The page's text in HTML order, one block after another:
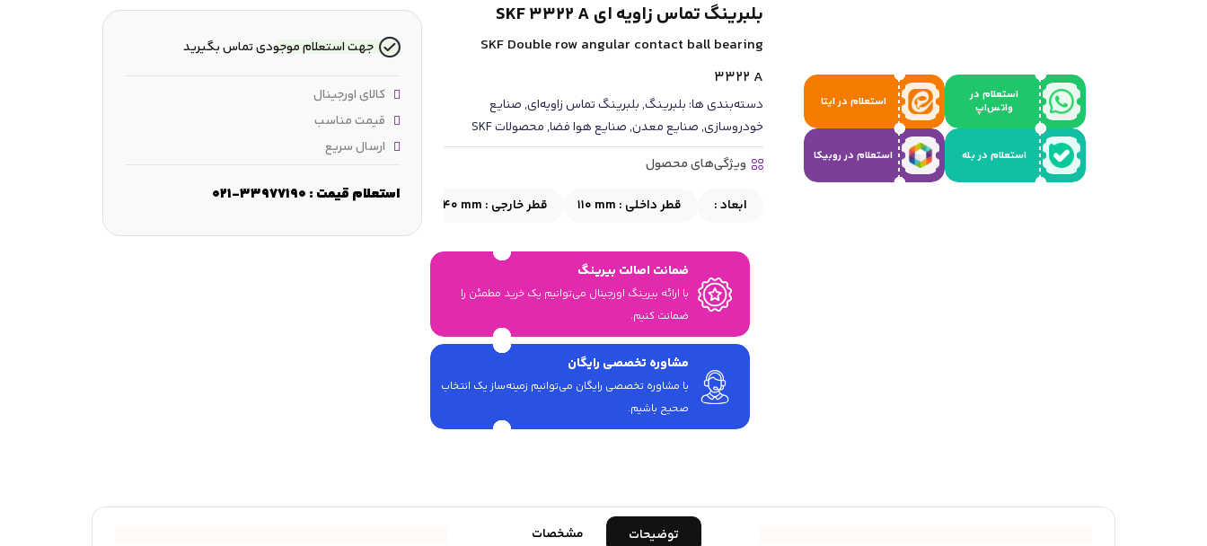
استعلام در
واتس‌اپ
استعلام در ایتا
استعلام در بله استعلام در روبیکا
بلبرینگ تماس زاویه ای SKF 3322 A
SKF Double row angular contact ball bearing
3322 A
دسته‌بندی ها: بلبرینگ,بلبرینگ تماس زاویه‌ای,صنایع
خودروسازی,صنایع معدن,صنایع هوا فضا,محصولات SKF
ویژگی‌های محصول
ابعاد : قطر داخلی : 110 mm قطر خارجی : 240 mm
92.1 mm
ضمانت اصالت بیرینگ
با ارائه بیرینگ اورجینال می‎‌توانیم یک خرید مطمئن را
ضمانت کنیم.
مشاوره تخصصی رایگان
با مشاوره تخصصی رایگان می‌توانیم زمینه‌ساز یک انتخاب
صحیح باشیم.
جهت استعلام موجودی تماس بگیرید
کالای اورجینال
قیمت مناسب
ارسال سریع
استعلام قیمت : 33977190-021
توضیحات مشخصات